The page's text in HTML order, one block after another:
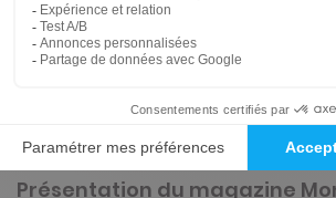
3€60 Tarif Kiosque :
Présentation du magazine